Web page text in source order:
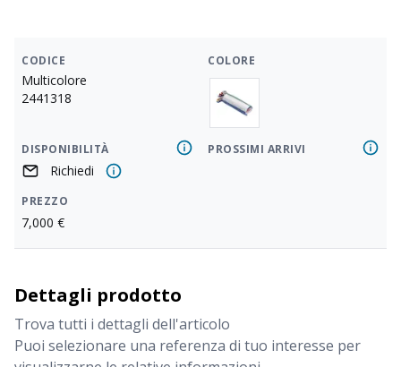
CODICE
Multicolore
2441318
COLORE
PREZZO
7,000 €
DISPONIBILITÀ
Richiedi
PROSSIMI ARRIVI
Dettagli prodotto
Trova tutti i dettagli dell'articolo
Puoi selezionare una referenza di tuo interesse per